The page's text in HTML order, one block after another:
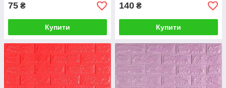
75 ₴
Купити
140 ₴
Купити